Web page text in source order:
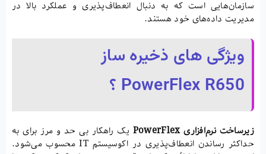
سازمان‌هایی است که به دنبال انعطاف‌پذیری و عملکرد بالا در
مدیریت داده‌های خود هستند.
ویژگی های ذخیره ساز
PowerFlex R650 ؟
زیرساخت نرم‌افزاریPowerFlex
یک راهکار بی حد و مرز برای به
حداکثر رساندن انعطاف‌پذیری در اکوسیستم IT محسوب می‌شود.